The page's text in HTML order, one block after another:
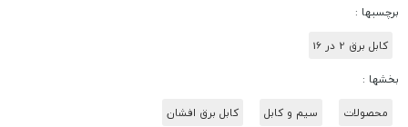
برچسبها :
کابل برق 2 در 16
بخشها :
محصولات
سیم و کابل کابل برق افشان